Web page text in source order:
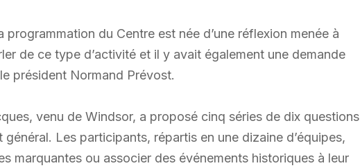
programmation du Centre est née d’une réflexion menée à
de ce type d’activité et il y avait également une demande
président Normand Prévost.
venu de Windsor, a proposé cinq séries de dix questions
Les participants, répartis en une dizaine d’équipes,
marquantes ou associer des événements historiques à leur